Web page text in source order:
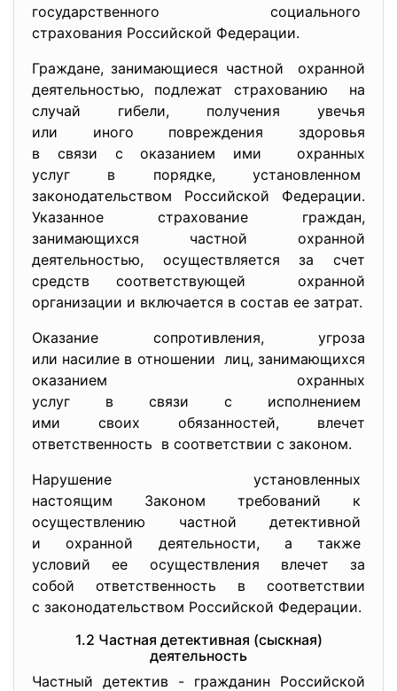
государственного социального
страхования Российской Федерации.
Граждане, занимающиеся частной охранной
деятельностью, подлежат страхованию на
случай гибели, получения увечья
или иного повреждения здоровья
в связи с оказанием ими охранных
услуг в порядке, установленном
законодательством Российской Федерации.
Указанное страхование граждан,
занимающихся частной охранной
деятельностью, осуществляется за счет
средств соответствующей охранной
организации и включается в состав ее затрат.
Оказание сопротивления, угроза
или насилие в отношении лиц, занимающихся
оказанием охранных
услуг в связи с исполнением
ими своих обязанностей, влечет
ответственность в соответствии с законом.
Нарушение установленных
настоящим Законом требований к
осуществлению частной детективной
и охранной деятельности, а также
условий ее осуществления влечет за
собой ответственность в соответствии
с законодательством Российской Федерации.
1.2 Частная детективная (сыскная)
деятельность
Частный детектив - гражданин Российской